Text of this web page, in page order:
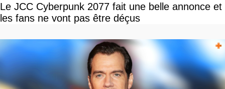
Le JCC Cyberpunk 2077 fait une belle annonce et
les fans ne vont pas être déçus